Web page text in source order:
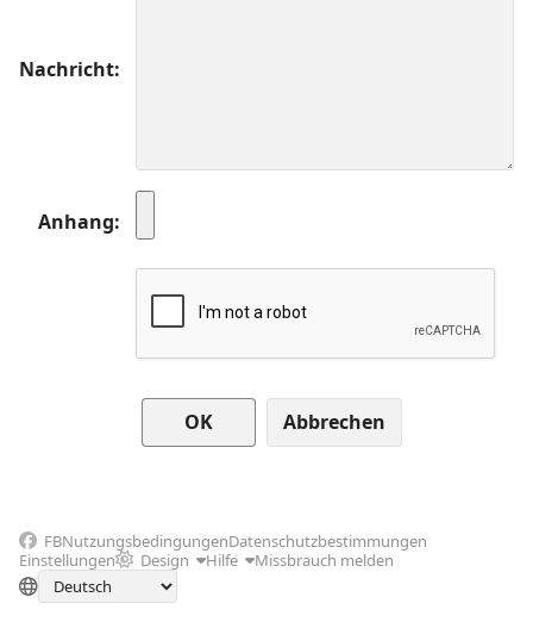
Nachricht
Anhang
Abbrechen
FBNutzungsbedingungenDatenschutzbestimmungen
Einstellungen
Design Hilfe Missbrauch melden